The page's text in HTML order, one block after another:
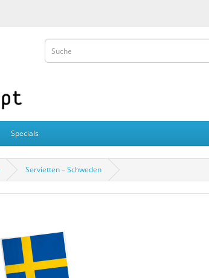
Specials
Servietten – Schweden